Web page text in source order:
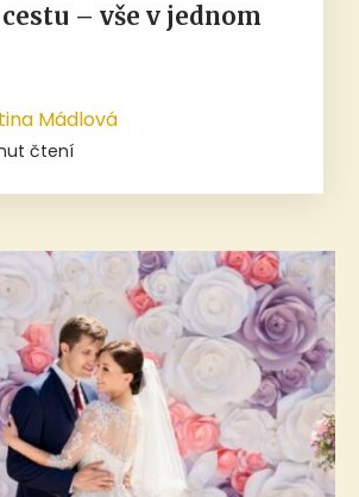
– vše v jednom
Mádlová
čtení